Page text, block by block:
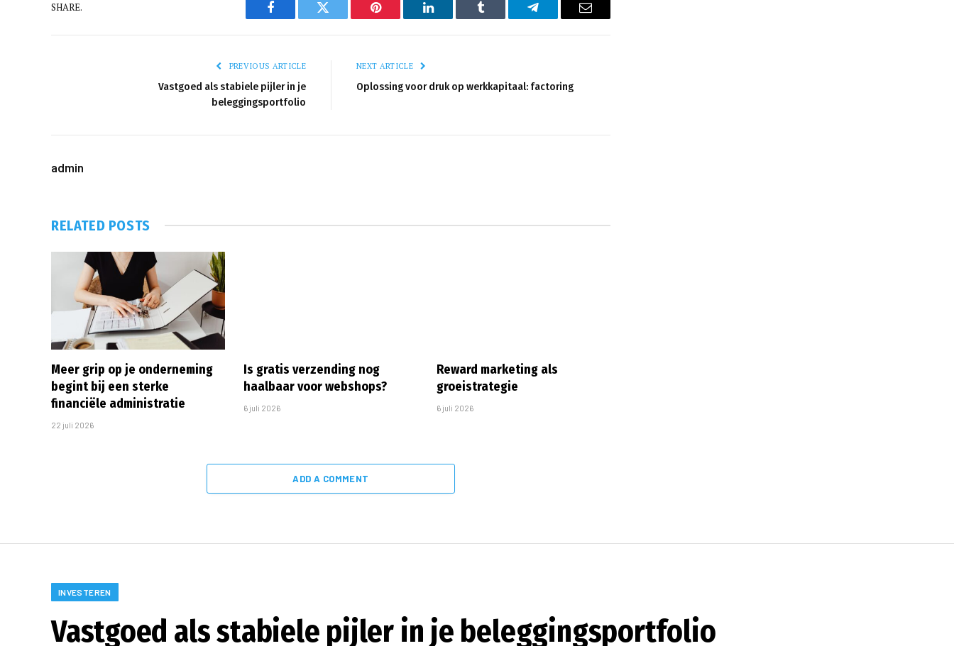
SHARE.
Facebook Twitter Pinterest LinkedIn Tumblr Telegram Email
PREVIOUS ARTICLE
Vastgoed als stabiele pijler in je
beleggingsportfolio
NEXT ARTICLE
Oplossing voor druk op werkkapitaal: factoring
admin
RELATED POSTS
Meer grip op je onderneming
begint bij een sterke
financiële administratie
22 juli 2026
Is gratis verzending nog
haalbaar voor webshops?
6 juli 2026
Reward marketing als
groeistrategie
6 juli 2026
ADD A COMMENT
INVESTEREN
Vastgoed als stabiele pijler in je beleggingsportfolio